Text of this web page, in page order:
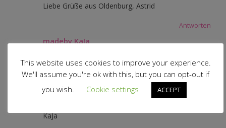
Liebe Grüße aus Oldenburg, Astrid
Antworten
madeby KaJa
Oh super.
Ich versuche dieses Mal dabei zu sein.
Freu mich schon riesig auf die Hüfttasche und bin
gespannt, wie sie sich nähen lässt…
KaJa
This website uses cookies to improve your experience.
We'll assume you're ok with this, but you can opt-out if
you wish.
Cookie settings ACCEPT